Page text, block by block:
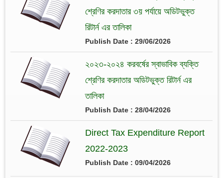
শ্রেণির করদাতার ৩য় পর্যায়ে অডিটভুক্ত
রিটার্ন এর তালিকা
Publish Date : 29/06/2026
২০২৩-২০২৪ করবর্ষের স্বাভাবিক ব্যক্তি
শ্রেণির করদাতার অডিটভুক্ত রিটার্ন এর
তালিকা
Publish Date : 28/04/2026
Direct Tax Expenditure Report
2022-2023
Publish Date : 09/04/2026